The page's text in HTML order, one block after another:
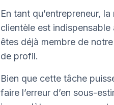
En tant qu’entrepreneur,
clientèle est
êtes déjà membre de
de profil.
Bien que cette tâche
faire l’erreur d’en sous-